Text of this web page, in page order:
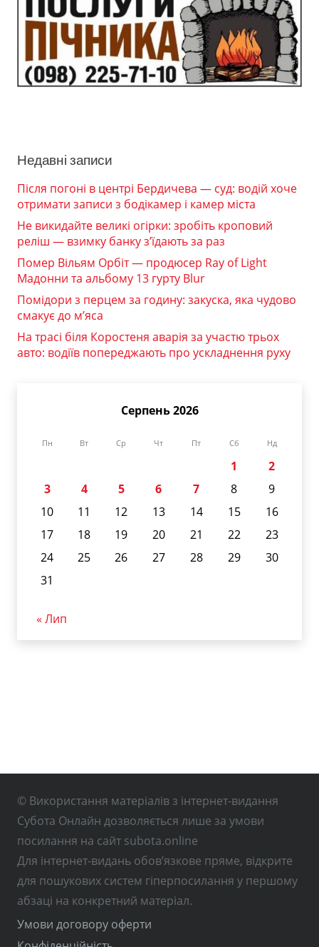
Недавні записи
Після погоні в центрі Бердичева — суд: водій хоче
отримати записи з бодікамер і камер міста
Не викидайте великі огірки: зробіть кроповий
реліш — взимку банку з’їдають за раз
Помер Вільям Орбіт — продюсер Ray of Light
Мадонни та альбому 13 гурту Blur
Помідори з перцем за годину: закуска, яка чудово
смакує до м’яса
На трасі біля Коростеня аварія за участю трьох
авто: водіїв попереджають про ускладнення руху
Серпень 2026
Пн Вт Ср Чт Пт Сб Нд
1
2
3
4 5 6 7 8
9
10
11 12 13 14 15
16
17
18 19 20 21 22
23
24
25 26 27 28 29
30
31
« Лип
© Використання матеріалів з інтернет-видання
Субота Онлайн дозволяється лише за умови
посилання на сайт subota.online
Для інтернет-видань обов’язкове пряме, відкрите
для пошукових систем гіперпосилання у першому
абзаці на конкретний матеріал.
Умови договору оферти